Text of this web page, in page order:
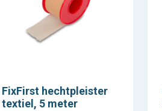
FixFirst hechtpleister
textiel, 5 meter